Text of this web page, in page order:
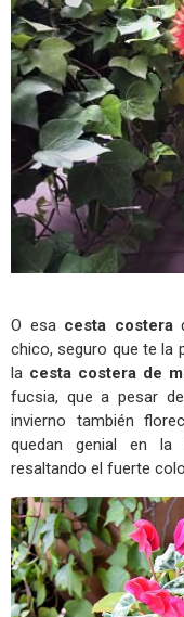
O esa cesta costera
chico, seguro que te la
la cesta costera de
fucsia, que a pesar
invierno también
quedan genial en la
resaltando el fuerte